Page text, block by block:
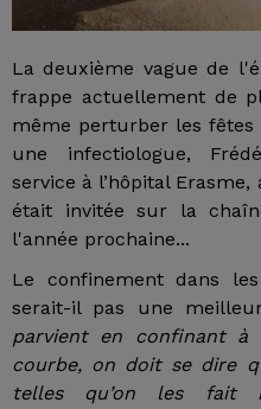
La deuxième vague de
frappe actuellement de
même perturber les fêtes
une infectiologue,
service à l’hôpital
était invitée sur la
l'année prochaine...
Le confinement dans
serait-il pas une
parvient en confinant à
courbe, on doit se dire
telles qu’on les fait